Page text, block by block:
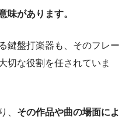
味があります。
鍵盤打楽器も、そのフレー
切な役割を任されていま
、 その作品や曲の場面によ